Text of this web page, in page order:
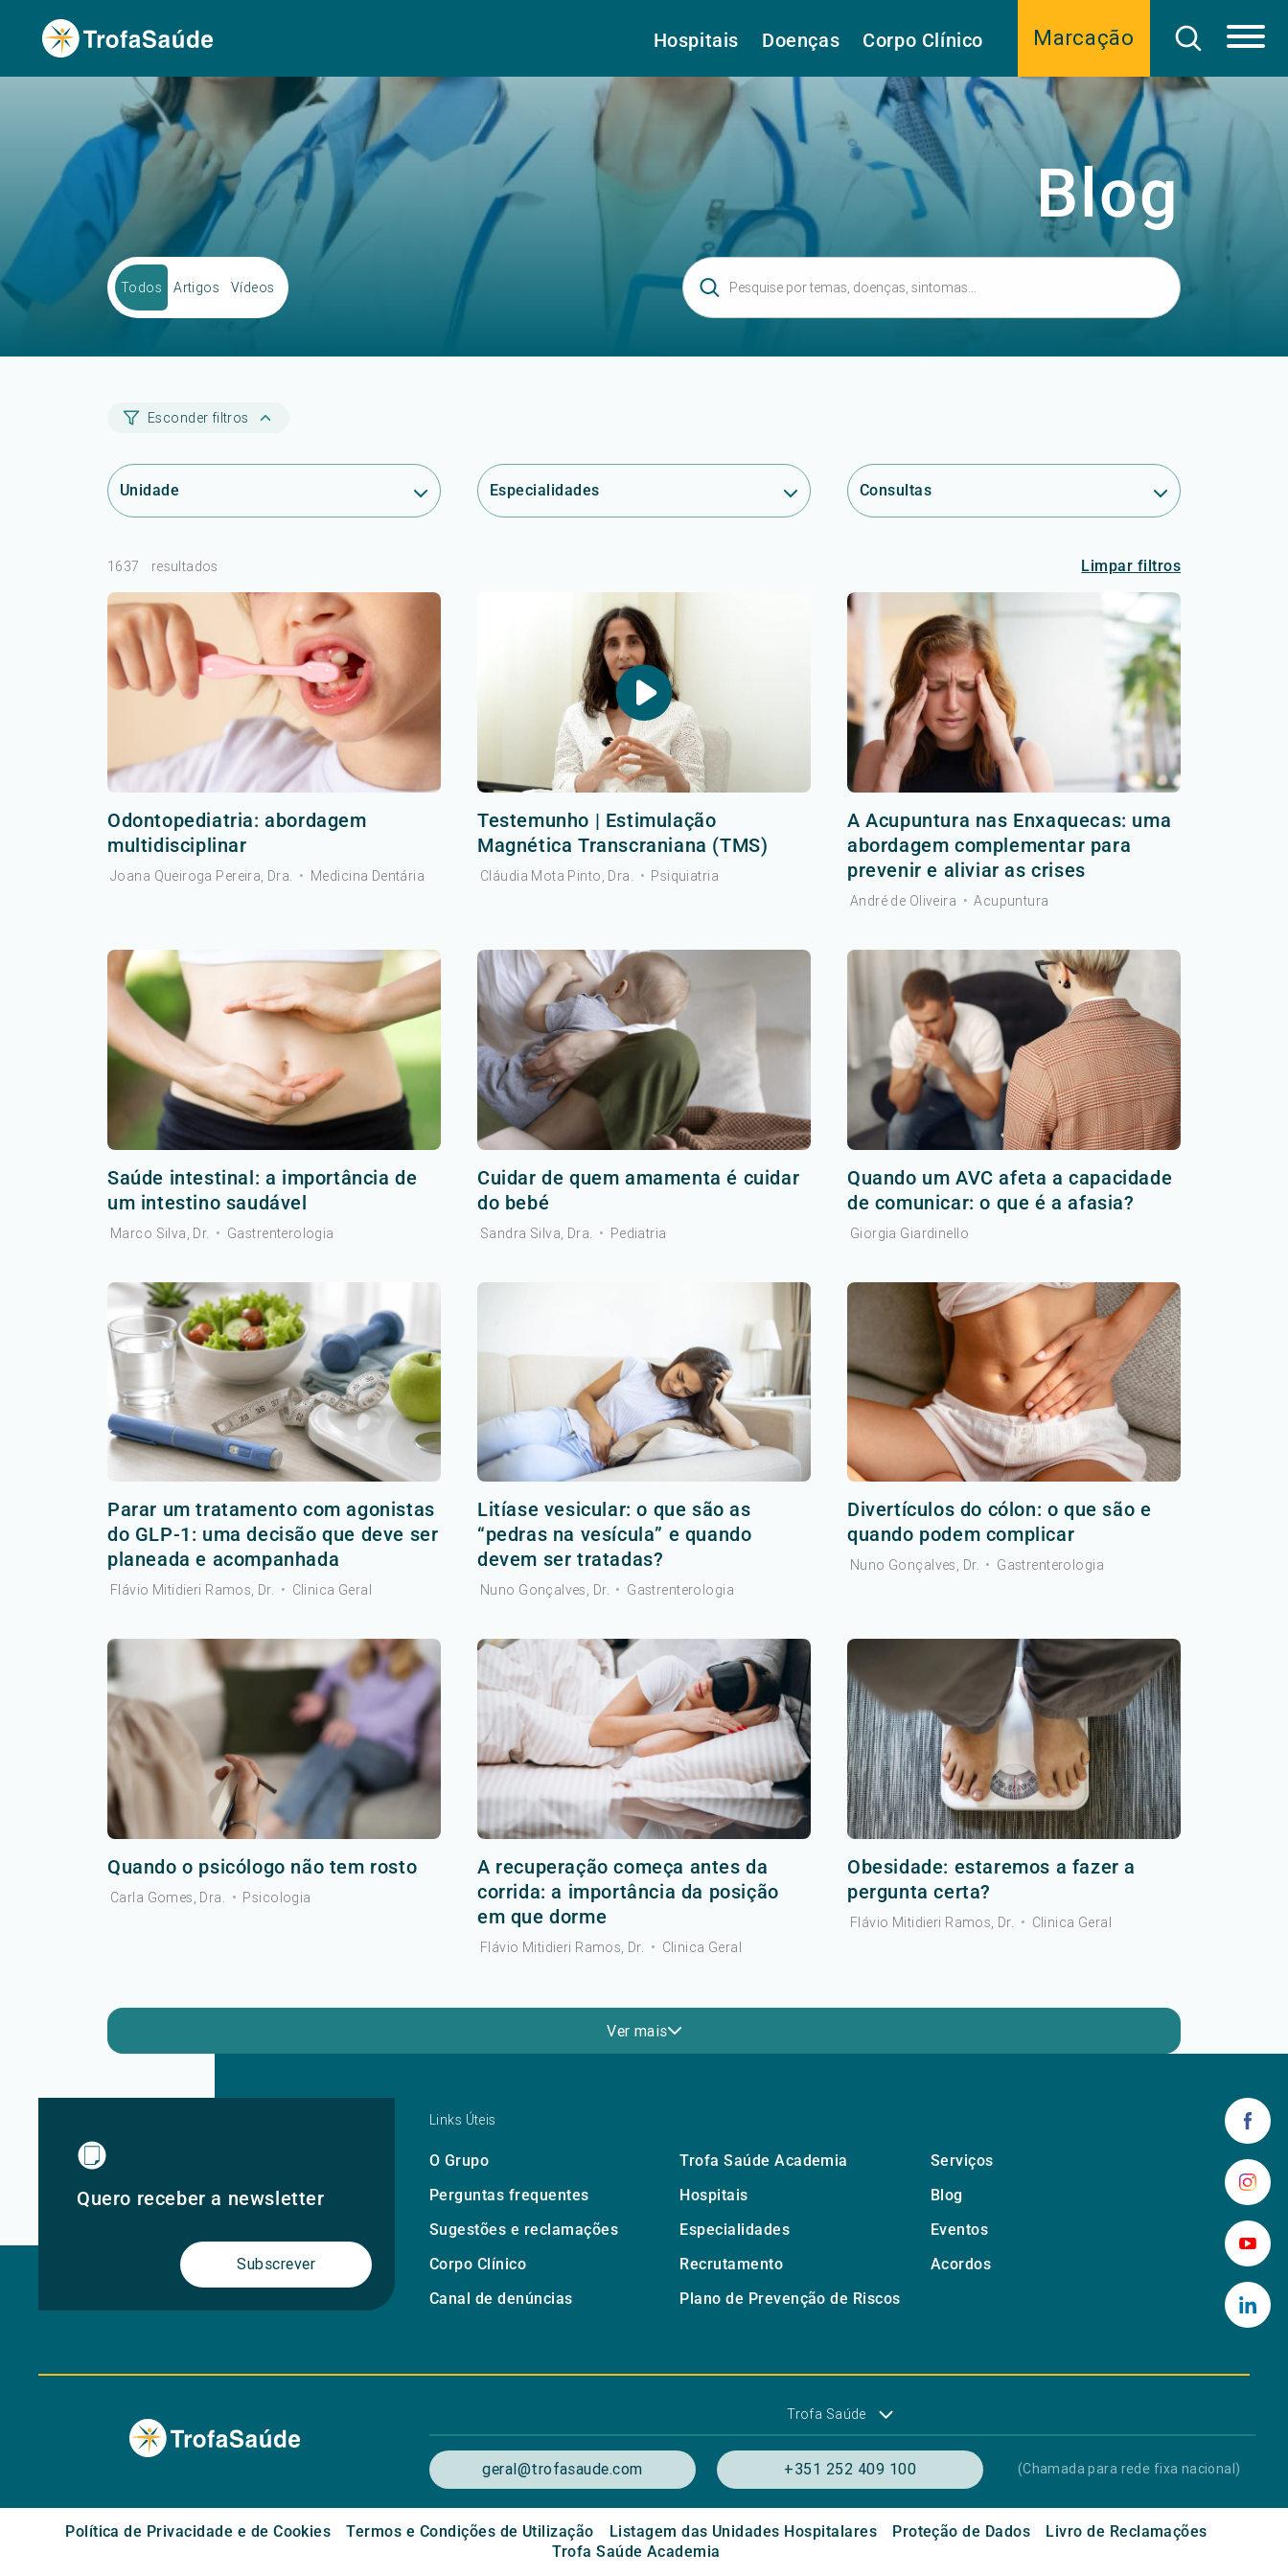
Marcação
Hospitais Doenças Corpo Clínico
Blog
Todos Artigos Vídeos
Esconder filtros
Unidade Especialidades Consultas
1637 resultados Limpar filtros
Odontopediatria: abordagem
multidisciplinar
Joana Queiroga Pereira, Dra. • Medicina Dentária
Testemunho | Estimulação
Magnética Transcraniana (TMS)
Cláudia Mota Pinto, Dra. • Psiquiatria
A Acupuntura nas Enxaquecas: uma
abordagem complementar para
prevenir e aliviar as crises
André de Oliveira • Acupuntura
Saúde intestinal: a importância de
um intestino saudável
Marco Silva, Dr. • Gastrenterologia
Cuidar de quem amamenta é cuidar
do bebé
Sandra Silva, Dra. • Pediatria
Quando um AVC afeta a capacidade
de comunicar: o que é a afasia?
Giorgia Giardinello
Parar um tratamento com agonistas
do GLP-1: uma decisão que deve ser
planeada e acompanhada
Flávio Mitidieri Ramos, Dr. • Clinica Geral
Litíase vesicular: o que são as
“pedras na vesícula” e quando
devem ser tratadas?
Nuno Gonçalves, Dr. • Gastrenterologia
Divertículos do cólon: o que são e
quando podem complicar
Nuno Gonçalves, Dr. • Gastrenterologia
Quando o psicólogo não tem rosto
Carla Gomes, Dra. • Psicologia
A recuperação começa antes da
corrida: a importância da posição
em que dorme
Flávio Mitidieri Ramos, Dr. • Clinica Geral
Obesidade: estaremos a fazer a
pergunta certa?
Flávio Mitidieri Ramos, Dr. • Clinica Geral
Ver mais
Quero receber a newsletter
Subscrever
Links Úteis
O Grupo Trofa Saúde Academia
Serviços
Perguntas frequentes
Hospitais
Blog
Sugestões e reclamações
Especialidades
Eventos
Corpo Clínico
Recrutamento
Acordos
Canal de denúncias
Plano de Prevenção de Riscos
Trofa Saúde
geral@trofasaude.com +351 252 409 100 (Chamada para rede fixa nacional)
Política de Privacidade e de Cookies Termos e Condições de Utilização Listagem das Unidades Hospitalares Proteção de Dados
Livro de Reclamações
Trofa Saúde Academia